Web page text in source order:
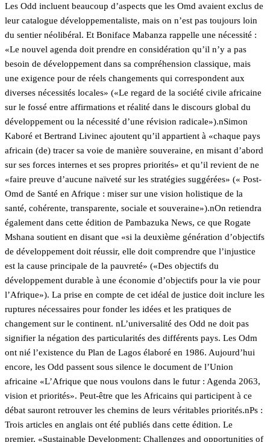
Les Odd incluent beaucoup d’aspects que les Omd avaient exclus de
leur catalogue développementaliste, mais on n’est pas toujours loin
du sentier néolibéral. Et Boniface Mabanza rappelle une nécessité :
«Le nouvel agenda doit prendre en considération qu’il n’y a pas
besoin de développement dans sa compréhension classique, mais
une exigence pour de réels changements qui correspondent aux
diverses nécessités locales» («Le regard de la société civile africaine
sur le fossé entre affirmations et réalité dans le discours global du
développement ou la nécessité d’une révision radicale»).nSimon
Kaboré et Bertrand Livinec ajoutent qu’il appartient à «chaque pays
africain (de) tracer sa voie de manière souveraine, en misant d’abord
sur ses forces internes et ses propres priorités» et qu’il revient de ne
«faire preuve d’aucune naïveté sur les stratégies suggérées» (« Post-
Omd de Santé en Afrique : miser sur une vision holistique de la
santé, cohérente, transparente, sociale et souveraine»).nOn retiendra
également dans cette édition de Pambazuka News, ce que Rogate
Mshana soutient en disant que «si la deuxième génération d’objectifs
de développement doit réussir, elle doit comprendre que l’injustice
est la cause principale de la pauvreté» («Des objectifs du
développement durable à une économie d’objectifs pour la vie pour
l’Afrique»). La prise en compte de cet idéal de justice doit inclure les
ruptures nécessaires pour fonder les idées et les pratiques de
changement sur le continent. nL’universalité des Odd ne doit pas
signifier la négation des particularités des différents pays. Les Odm
ont nié l’existence du Plan de Lagos élaboré en 1986. Aujourd’hui
encore, les Odd passent sous silence le document de l’Union
africaine «L’Afrique que nous voulons dans le futur : Agenda 2063,
vision et priorités». Peut-être que les Africains qui participent à ce
débat sauront retrouver les chemins de leurs véritables priorités.nPs :
Trois articles en anglais ont été publiés dans cette édition. Le
premier, «Sustainable Development: Challenges and opportunities of